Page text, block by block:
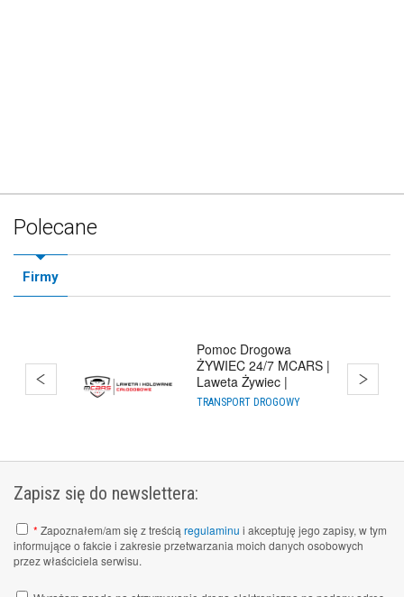
Polecane
Firmy
Pomoc Drogowa
ŻYWIEC 24/7 MCARS |
Laweta Żywiec |
Holowanie Cało
TRANSPORT DROGOWY
Zapisz się do newslettera:
* Zapoznałem/am się z treścią regulaminu i akceptuję jego zapisy, w tym
informujące o fakcie i zakresie przetwarzania moich danych osobowych
przez właściciela serwisu.